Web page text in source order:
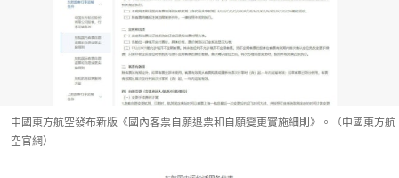
中國東方航空發布新版《國內客票自願退票和自願變更實施細則》。（中國東方航
空官網）